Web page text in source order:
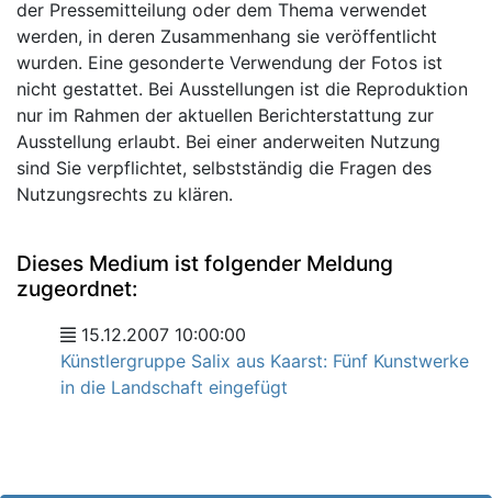
der Pressemitteilung oder dem Thema verwendet
werden, in deren Zusammenhang sie veröffentlicht
wurden. Eine gesonderte Verwendung der Fotos ist
nicht gestattet. Bei Ausstellungen ist die Reproduktion
nur im Rahmen der aktuellen Berichterstattung zur
Ausstellung erlaubt. Bei einer anderweiten Nutzung
sind Sie verpflichtet, selbstständig die Fragen des
Nutzungsrechts zu klären.
Dieses Medium ist folgender Meldung
zugeordnet:
15.12.2007 10:00:00
Künstlergruppe Salix aus Kaarst: Fünf Kunstwerke
in die Landschaft eingefügt